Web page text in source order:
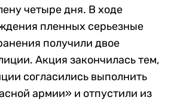
четыре дня. В ходе
пленных серьезные
получили двое
Акция закончилась тем,
согласились выполнить
армии» и отпустили из